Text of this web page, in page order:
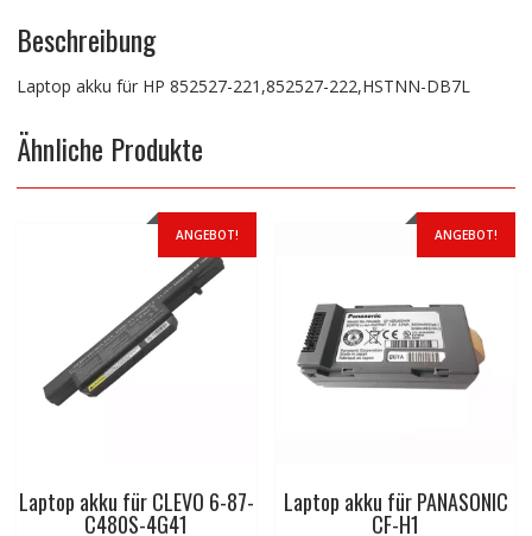
Beschreibung
Laptop akku für HP 852527-221,852527-222,HSTNN-DB7L
Ähnliche Produkte
ANGEBOT!
Laptop akku für CLEVO 6-87-
C480S-4G41
ANGEBOT!
Laptop akku für PANASONIC
CF-H1